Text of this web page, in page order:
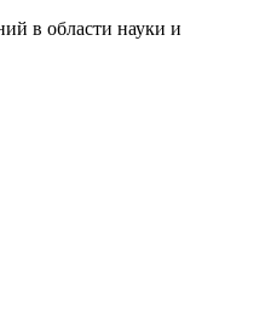
в области науки и